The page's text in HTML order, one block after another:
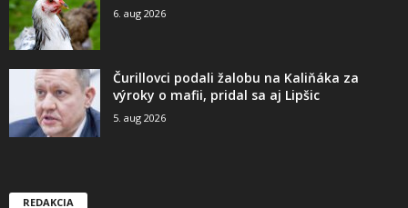
6. aug 2026
Čurillovci podali žalobu na Kaliňáka za
výroky o mafii, pridal sa aj Lipšic
5. aug 2026
REDAKCIA